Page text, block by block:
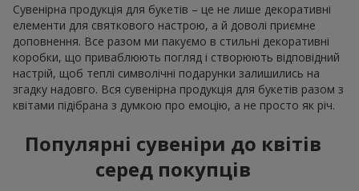
Сувенірна продукція для букетів – це не лише декоративні
елементи для святкового настрою, а й доволі приємне
доповнення. Все разом ми пакуємо в стильні декоративні
коробки, що приваблюють погляд і створюють відповідний
настрій, щоб теплі символічні подарунки залишились на
згадку надовго. Вся сувенірна продукція для букетів разом з
квітами підібрана з думкою про емоцію, а не просто як річ.
Популярні сувеніри до квітів
серед покупців